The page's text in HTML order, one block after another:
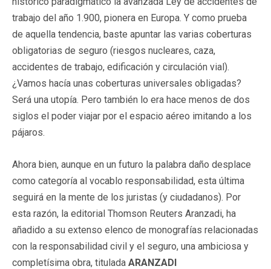
trabajo del año 1.900, pionera en Europa. Y como prueba
de aquella tendencia, baste apuntar las varias coberturas
obligatorias de seguro (riesgos nucleares, caza,
accidentes de trabajo, edificación y circulación vial).
¿Vamos hacía unas coberturas universales obligadas?
Será una utopía. Pero también lo era hace menos de dos
siglos el poder viajar por el espacio aéreo imitando a los
pájaros.
Ahora bien, aunque en un futuro la palabra daño desplace
como categoría al vocablo responsabilidad, esta última
seguirá en la mente de los juristas (y ciudadanos). Por
esta razón, la editorial Thomson Reuters Aranzadi, ha
añadido a su extenso elenco de monografías relacionadas
con la responsabilidad civil y el seguro, una ambiciosa y
completísima obra, titulada ARANZADI